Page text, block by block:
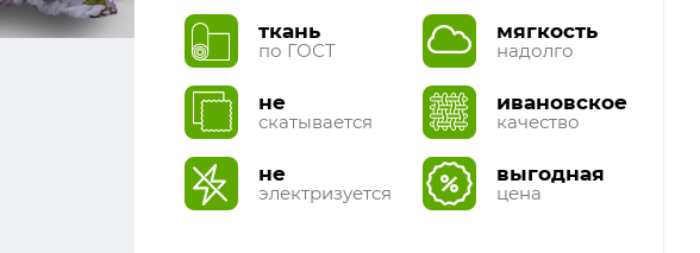
ткань
по ГОСТ
не
скатывается
не
электризуется
мягкость
надолго
ивановское
качество
выгодная
цена